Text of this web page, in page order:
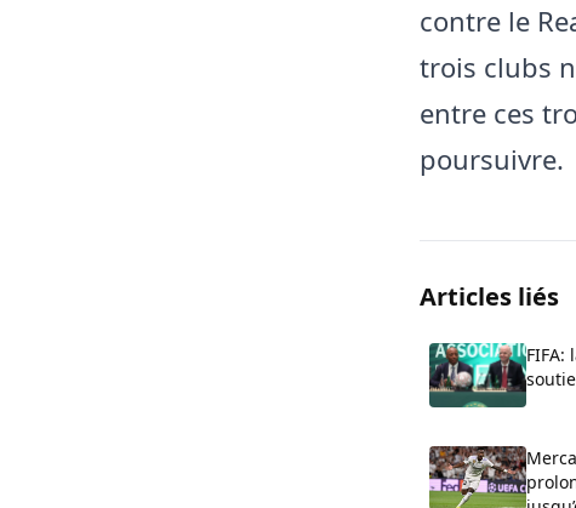
contre le
trois clubs
entre ces
poursuivre.
Articles liés
FIFA: